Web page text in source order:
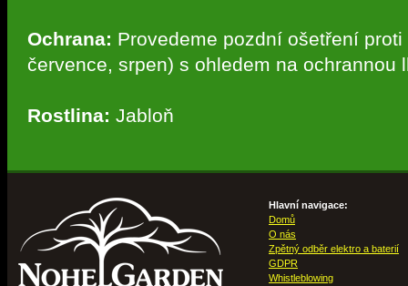
Ochrana: Provedeme pozdní ošetření
července, srpen) s ohledem na ochrannou
Rostlina: Jabloň
Hlavní navigace:
Domů
O nás
Zpětný odběr elektro a baterií
GDPR
Whistleblowing